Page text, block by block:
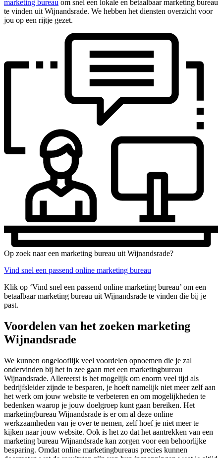
marketing bureau om snel een lokale en betaalbaar marketing bureau
te vinden uit Wijnandsrade. We hebben het diensten overzicht voor
jou op een rijtje gezet.
Op zoek naar een marketing bureau uit Wijnandsrade?
Vind snel een passend online marketing bureau
Klik op ‘Vind snel een passend online marketing bureau’ om een
betaalbaar marketing bureau uit Wijnandsrade te vinden die bij je
past.
Voordelen van het zoeken marketing
Wijnandsrade
We kunnen ongelooflijk veel voordelen opnoemen die je zal
ondervinden bij het in zee gaan met een marketingbureau
Wijnandsrade. Allereerst is het mogelijk om enorm veel tijd als
bedrijfsleider zijnde te besparen, je hoeft namelijk niet meer zelf aan
het werk om jouw website te verbeteren en om mogelijkheden te
bedenken waarop je jouw doelgroep kunt gaan bereiken. Het
marketingbureau Wijnandsrade is er om al deze online
werkzaamheden van je over te nemen, zelf hoef je niet meer te
kijken naar jouw website. Ook is het zo dat het aantrekken van een
marketing bureau Wijnandsrade kan zorgen voor een behoorlijke
besparing. Omdat online marketingbureaus precies kunnen